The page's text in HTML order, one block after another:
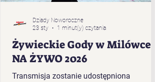
Żywieckie Gody w Milówce -
NA ŻYWO 2026
Transmisja zostanie udostępniona
Dziady Noworoczne
23 sty
1 minut(y) czytania